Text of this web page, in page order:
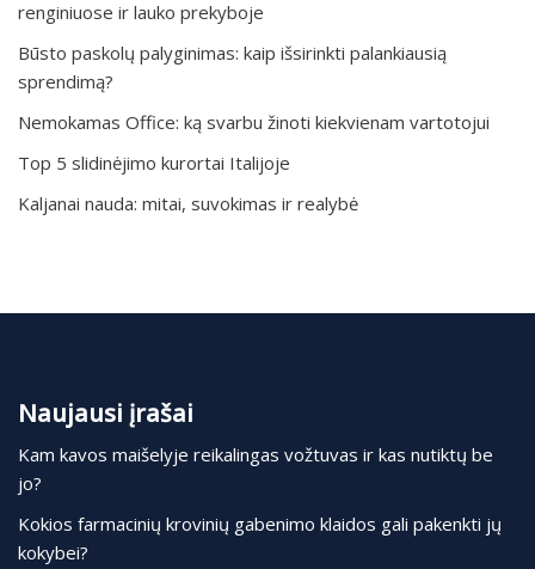
renginiuose ir lauko prekyboje
Būsto paskolų palyginimas: kaip išsirinkti palankiausią
sprendimą?
Nemokamas Office: ką svarbu žinoti kiekvienam vartotojui
Top 5 slidinėjimo kurortai Italijoje
Kaljanai nauda: mitai, suvokimas ir realybė
Naujausi įrašai
Kam kavos maišelyje reikalingas vožtuvas ir kas nutiktų be
jo?
Kokios farmacinių krovinių gabenimo klaidos gali pakenkti jų
kokybei?